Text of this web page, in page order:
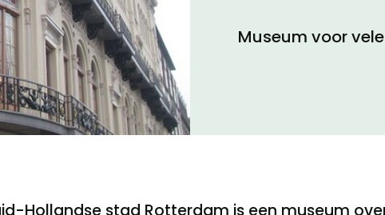
Toegankelijkheid
Privacyverklaring
Museum voor
Hollandse stad Rotterdam is een museum